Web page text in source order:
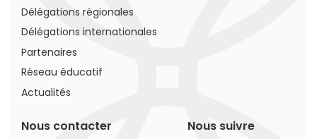
Délégations régionales
Délégations internationales
Partenaires
Réseau éducatif
Actualités
Nous contacter Nous suivre